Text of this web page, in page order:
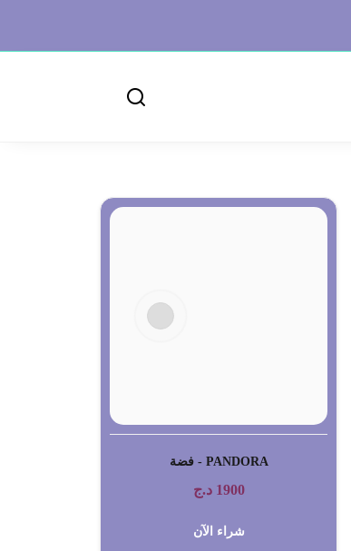
PANDORA - فضة
1900 د.ج
شراء الآن